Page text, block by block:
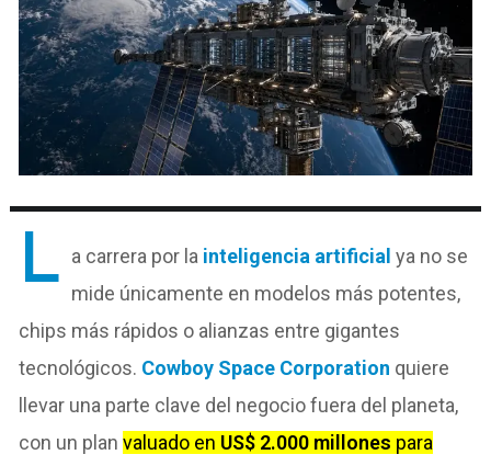
L a carrera por la inteligencia artificial ya no se
mide únicamente en modelos más potentes,
chips más rápidos o alianzas entre gigantes
tecnológicos. Cowboy Space Corporation quiere
llevar una parte clave del negocio fuera del planeta,
con un planvaluado en US$ 2.000 millones para